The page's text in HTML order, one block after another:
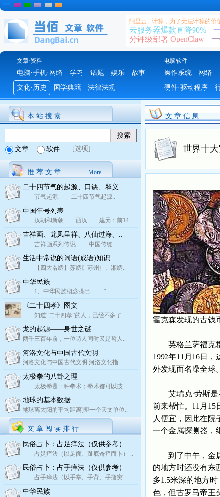
阿里云 - 计算，为了无法计算的价
云服务器爆款直降90%
分钟级部署 OpenClaw
文章·资料 电脑软件
电脑·手机·网络 学习 话题 娱乐
故事
文化·历史
国学典籍 法律法规
操作系统 网络
硬件·驱动程序
本 站 搜 索
文章 软件 [选项]
推 荐 文 章 More...
二十四节气的起源、口诀、释义..
节气起源 二十四节气起源..
中国年号列表
汉朝和新朝 西汉 建元：前14..
吉祥画、龙凤呈祥、八仙过海、..
吉祥画系列传说 中国传统..
生活中常说的词语(成语)知识
【四大名绣】苏绣〖苏州〗、湘绣..
中华民族
1、中华民族概念提出 “..
《二十四孝》图文
知道“二十四孝”的人，已经不多了..
龙的起源——身世之谜
两千三百年前，一位诗人同时又是哲人..
河洛文化与中国古代文明
河洛文化与中国古代文明 河洛文化指..
太极拳的八卦之理
太极拳是一种拳术；拳术都可以技..
地球的基本数据
地球离太阳的平均距离(即一个天文单位..
文 章 阅 读 排 行
民俗占卜：占足痒法（仅供参考）
占足痒法（以足面、趾底奇痒而卜） ..
民俗占卜：占手痒法（仅供参考）
占手痒法（以手掌、手背、手指突..
中华民族
文 章 信 息
世界十
霍克森发现的古钱
英格兰萨福克郡
1992年11月16日
外发现而名噪全球
艾瑞克·劳斯是
前来帮忙。11月15
人便宜，因此在院
一个金属探测器，
到了中午，金属
的地方时还没有东
多1.5米深的地方
色，但古罗马帝